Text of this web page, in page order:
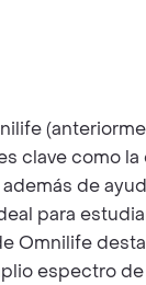
como la
de
para
Omnilife
espectro de